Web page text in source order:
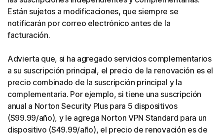
Están sujetos a modificaciones, que siempre se
notificarán por correo electrónico antes de la
facturación.
Advierta que, si ha agregado servicios complementarios
a su suscripción principal, el precio de la renovación es el
precio combinado de la suscripción principal y la
complementaria. Por ejemplo, si tiene una suscripción
anual a Norton Security Plus para 5 dispositivos
($99.99/año), y le agrega Norton VPN Standard para un
dispositivo ($49.99/año), el precio de renovación es de